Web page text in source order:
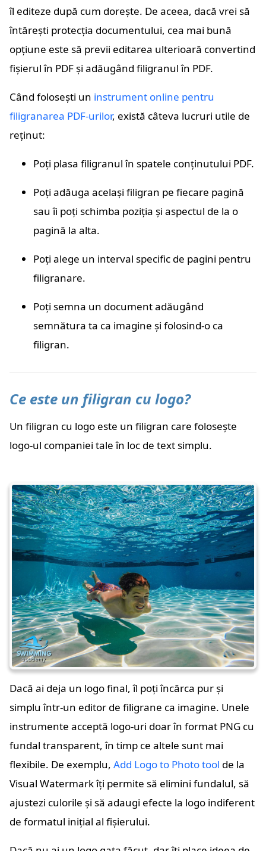
îl editeze după cum dorește. De aceea, dacă vrei să
întărești protecția documentului, cea mai bună
opțiune este să previi editarea ulterioară convertind
fișierul în PDF și adăugând filigranul în PDF.
Când folosești un instrument online pentru
filigranarea PDF-urilor, există câteva lucruri utile de
reținut:
Poți plasa filigranul în spatele conținutului PDF.
Poți adăuga același filigran pe fiecare pagină
sau îi poți schimba poziția și aspectul de la o
pagină la alta.
Poți alege un interval specific de pagini pentru
filigranare.
Poți semna un document adăugând
semnătura ta ca imagine și folosind-o ca
filigran.
Ce este un filigran cu logo?
Un filigran cu logo este un filigran care folosește
logo-ul companiei tale în loc de text simplu.
Dacă ai deja un logo final, îl poți încărca pur și
simplu într-un editor de filigrane ca imagine. Unele
instrumente acceptă logo-uri doar în format PNG cu
fundal transparent, în timp ce altele sunt mai
flexibile. De exemplu, Add Logo to Photo tool de la
Visual Watermark îți permite să elimini fundalul, să
ajustezi culorile și să adaugi efecte la logo indiferent
de formatul inițial al fișierului.